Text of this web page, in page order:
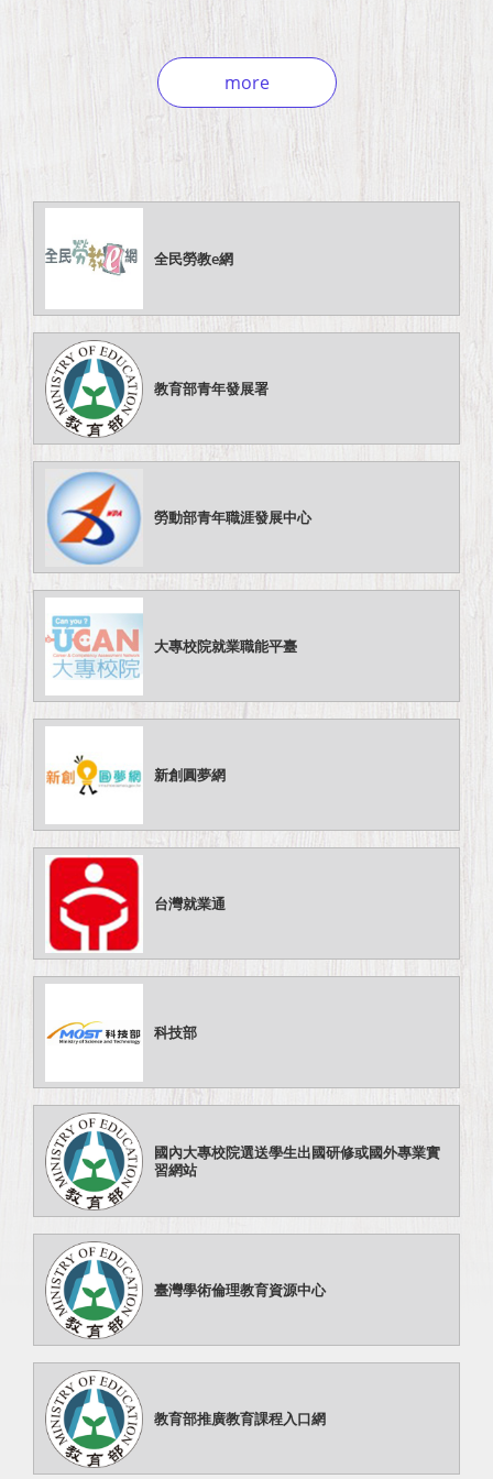
more
全民勞教e網
教育部青年發展署
勞動部青年職涯發展中心
大專校院就業職能平臺
新創圓夢網
台灣就業通
科技部
國內大專校院選送學生出國研修或國外專業實
習網站
臺灣學術倫理教育資源中心
教育部推廣教育課程入口網